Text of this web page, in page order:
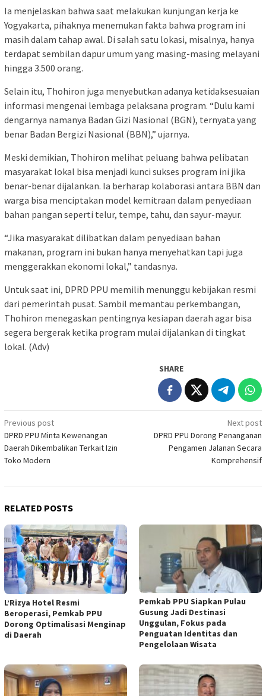
Ia menjelaskan bahwa saat melakukan kunjungan kerja ke
Yogyakarta, pihaknya menemukan fakta bahwa program ini
masih dalam tahap awal. Di salah satu lokasi, misalnya, hanya
terdapat sembilan dapur umum yang masing-masing melayani
hingga 3.500 orang.
Selain itu, Thohiron juga menyebutkan adanya ketidaksesuaian
informasi mengenai lembaga pelaksana program. “Dulu kami
dengarnya namanya Badan Gizi Nasional (BGN), ternyata yang
benar Badan Bergizi Nasional (BBN),” ujarnya.
Meski demikian, Thohiron melihat peluang bahwa pelibatan
masyarakat lokal bisa menjadi kunci sukses program ini jika
benar-benar dijalankan. Ia berharap kolaborasi antara BBN dan
warga bisa menciptakan model kemitraan dalam penyediaan
bahan pangan seperti telur, tempe, tahu, dan sayur-mayur.
“Jika masyarakat dilibatkan dalam penyediaan bahan
makanan, program ini bukan hanya menyehatkan tapi juga
menggerakkan ekonomi lokal,” tandasnya.
Untuk saat ini, DPRD PPU memilih menunggu kebijakan resmi
dari pemerintah pusat. Sambil memantau perkembangan,
Thohiron menegaskan pentingnya kesiapan daerah agar bisa
segera bergerak ketika program mulai dijalankan di tingkat
lokal. (Adv)
SHARE
Post
navigation
Previous post
DPRD PPU Minta Kewenangan
Daerah Dikembalikan Terkait Izin
Toko Modern
Next post
DPRD PPU Dorong Penanganan
Pengamen Jalanan Secara
Komprehensif
RELATED POSTS
L’Rizya Hotel Resmi
Beroperasi, Pemkab PPU
Dorong Optimalisasi Menginap
di Daerah
Pemkab PPU Siapkan Pulau
Gusung Jadi Destinasi
Unggulan, Fokus pada
Penguatan Identitas dan
Pengelolaan Wisata